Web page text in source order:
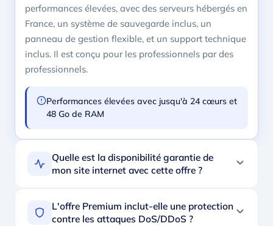
performances élevées, avec des serveurs hébergés en
France, un système de sauvegarde inclus, un
panneau de gestion flexible, et un support technique
inclus. Il est conçu pour les professionnels par des
professionnels.
Performances élevées avec jusqu'à 24 cœurs et
48 Go de RAM
Quelle est la disponibilité garantie de
mon site internet avec cette offre ?
L'offre Premium inclut-elle une protection
contre les attaques DoS/DDoS ?